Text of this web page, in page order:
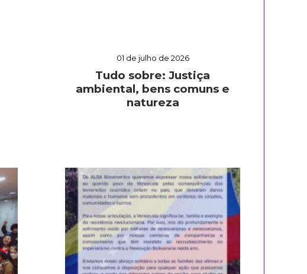
01 de julho de 2026
Tudo sobre: Justiça
ambiental, bens comuns e
natureza